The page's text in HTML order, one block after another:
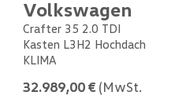
Volkswagen
Crafter 35 2.0 TDI
Kasten L3H2 Hochdach
KLIMA
32.989,00 € (MwSt.